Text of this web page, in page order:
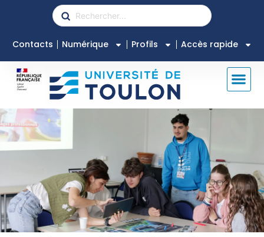
Contacts Numérique Profils Accès rapide